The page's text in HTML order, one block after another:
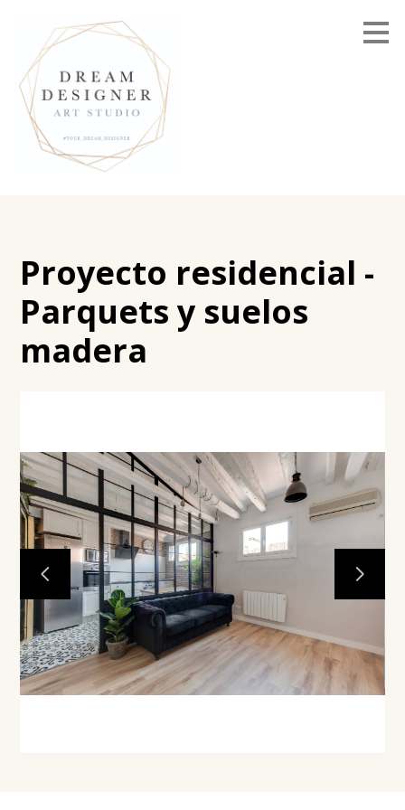
contenido
principal
Inicio
Sobre nosotros
Proyectos
Centro Mecanizado
Contacto
Proyecto residencial -
Parquets y suelos
madera